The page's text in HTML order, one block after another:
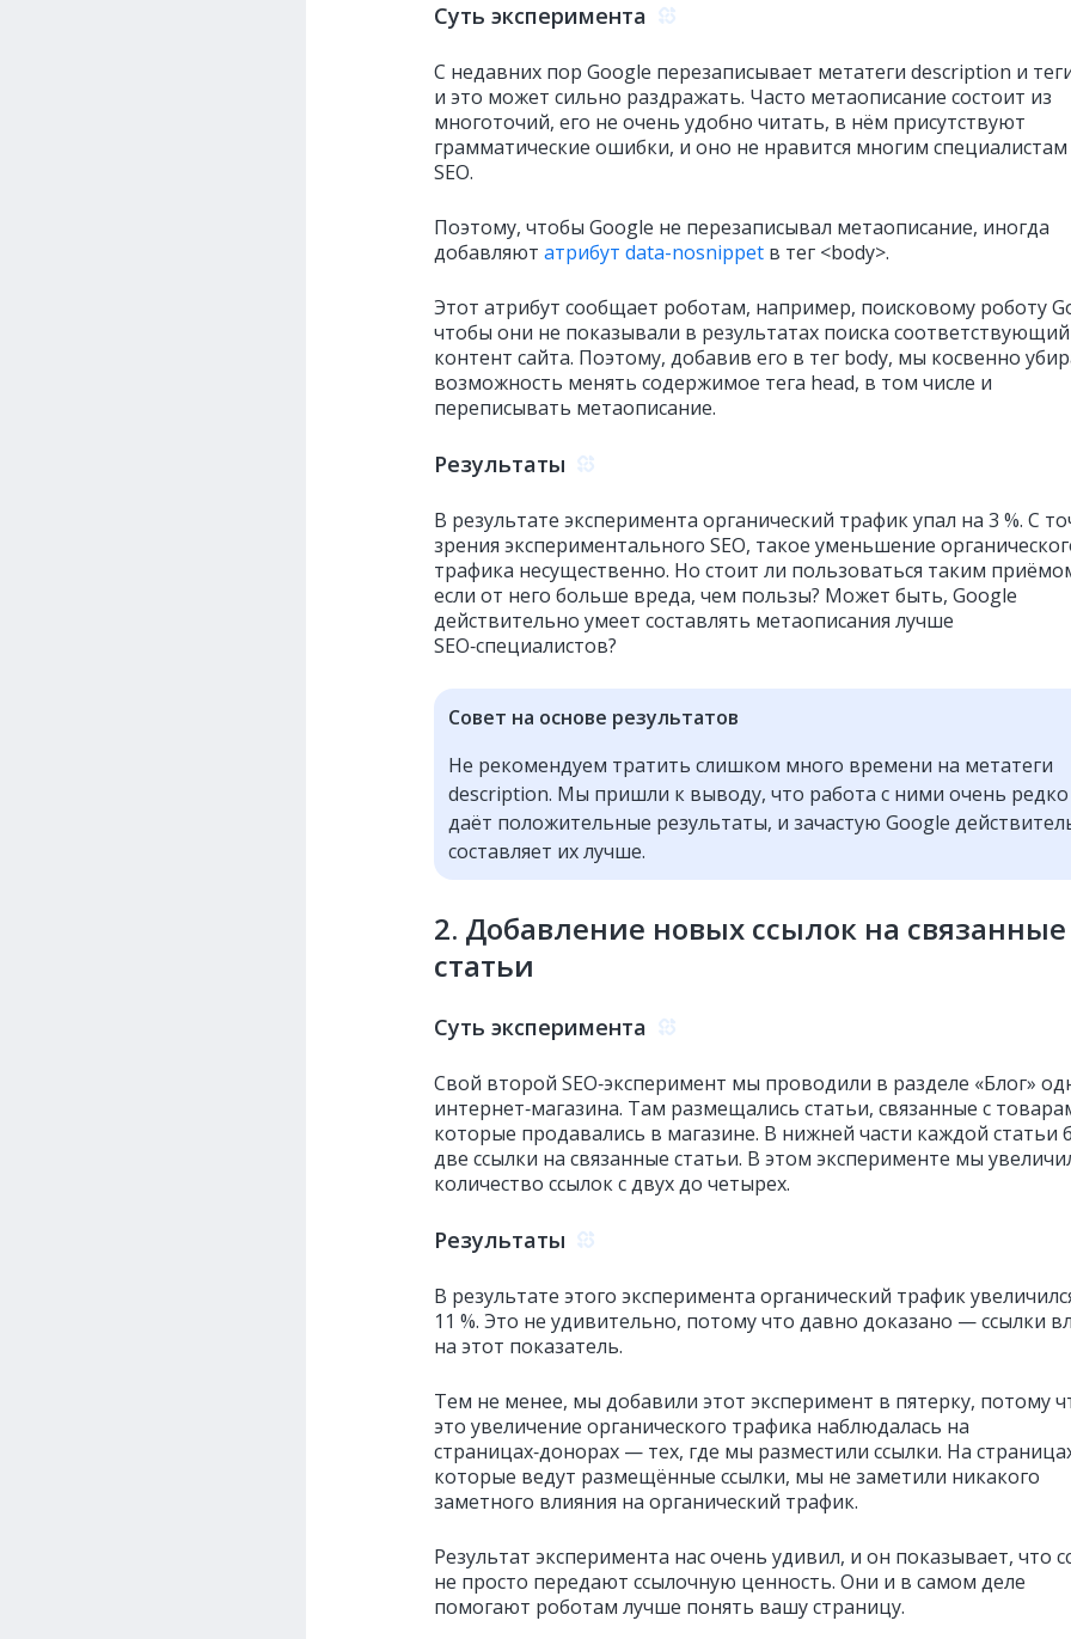
Суть эксперимента
С недавних пор Google перезаписывает метатеги description и
и это может сильно раздражать. Часто метаописание состоит из
многоточий, его не очень удобно читать, в нём присутствуют
грамматические ошибки, и оно не нравится многим
SEO.
Поэтому, чтобы Google не перезаписывал метаописание, иногда
добавляют атрибут data-nosnippet в тег <body>.
Этот атрибут сообщает роботам, например, поисковому роботу
чтобы они не показывали в результатах поиска соответствующий
контент сайта. Поэтому, добавив его в тег body, мы косвенно
возможность менять содержимое тега head, в том числе и
переписывать метаописание.
Результаты
В результате эксперимента органический трафик упал на 3 %. С
зрения экспериментального SEO, такое уменьшение
трафика несущественно. Но стоит ли пользоваться таким
если от него больше вреда, чем пользы? Может быть, Google
действительно умеет составлять метаописания лучше
SEO‑специалистов?
Совет на основе результатов
Не рекомендуем тратить слишком много времени на метатеги
description. Мы пришли к выводу, что работа с ними очень редко
даёт положительные результаты, и зачастую Google
составляет их лучше.
2. Добавление новых ссылок на связанные
статьи
Суть эксперимента
Свой второй SEO‑эксперимент мы проводили в разделе «Блог»
интернет‑магазина. Там размещались статьи, связанные с
которые продавались в магазине. В нижней части каждой статьи
две ссылки на связанные статьи. В этом эксперименте мы
количество ссылок с двух до четырех.
Результаты
В результате этого эксперимента органический трафик
11 %. Это не удивительно, потому что давно доказано — ссылки
на этот показатель.
Тем не менее, мы добавили этот эксперимент в пятерку, потому
это увеличение органического трафика наблюдалась на
страницах‑донорах — тех, где мы разместили ссылки. На
которые ведут размещённые ссылки, мы не заметили никакого
заметного влияния на органический трафик.
Результат эксперимента нас очень удивил, и он показывает, что
не просто передают ссылочную ценность. Они и в самом деле
помогают роботам лучше понять вашу страницу.